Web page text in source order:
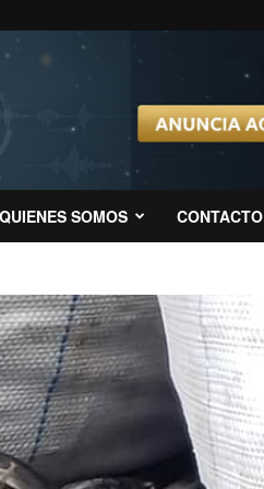
QUIENES SOMOS CONTACTO